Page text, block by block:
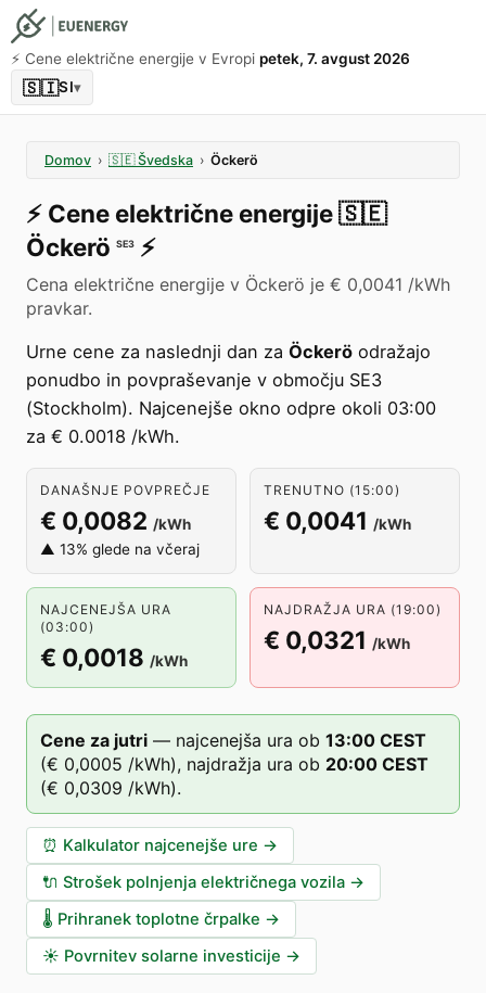
⚡️ Cene električne energije v Evropi petek, 7. avgust 2026
🇸🇮SI▾
Domov › 🇸🇪 Švedska › Öckerö
⚡️ Cene električne energije🇸🇪
Öckerö SE3 ⚡️
Cena električne energije v Öckerö je € 0,0041 /kWh
pravkar.
Urne cene za naslednji dan za Öckerö odražajo
ponudbo in povpraševanje v območju SE3
(Stockholm). Najcenejše okno odpre okoli 03:00
za € 0.0018 /kWh.
DANAŠNJE POVPREČJE
€ 0,0082 /kWh
▲ 13% glede na včeraj
TRENUTNO (15:00)
€ 0,0041 /kWh
NAJCENEJŠA URA
(03:00)
€ 0,0018 /kWh
NAJDRAŽJA URA (19:00)
€ 0,0321 /kWh
Cene za jutri — najcenejša ura ob 13:00 CEST
(€ 0,0005 /kWh), najdražja ura ob 20:00 CEST
(€ 0,0309 /kWh).
⏰ Kalkulator najcenejše ure →
🔌 Strošek polnjenja električnega vozila →
🌡️ Prihranek toplotne črpalke →
☀️ Povrnitev solarne investicije →